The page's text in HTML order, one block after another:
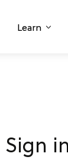
Learn
Sign